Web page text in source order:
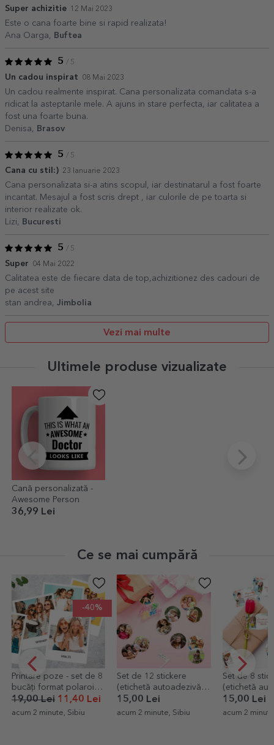
Super achizitie 12 Mai 2023
Este o cana foarte bine si rapid realizata!
Ana Oarga,
Buftea
5 / 5
Un cadou inspirat 08 Mai 2023
Un cadou realmente inspirat. Cana personalizata comandata s-a
ridicat la asteptarile mele. A ajuns in stare perfecta, iar calitatea a
fost una foarte buna.
Denisa,
Brasov
5 / 5
Cana cu stil:) 23 Ianuarie 2023
Cana personalizata si-a atins scopul, iar destinatarul a fost foarte
incantat. Mesajul a fost scris drept , iar culorile de pe toarta si
interior realizate ok.
Lizi,
Bucuresti
5 / 5
Super 04 Mai 2022
Calitatea este de fiecare data de top,achizitionez des cadouri de
pe acest site
stan andrea, Jimbolia
Vezi mai multe
Ultimele produse vizualizate
Cană personalizată -
Awesome Person
36,99 Lei
Ce se mai cumpără
-40%
poze - set de 8
format polaroid
Lei11,40 Lei
2 minute, Sibiu
Set de 12 stickere
(etichetă autoadezivă)
rotunde personalizate
cu poze
15,00 Lei
acum 2 minute, Sibiu
Set de 8 stickere
(etichetă
personalizate cu
și mesaj -
15,00 Lei
acum 2 minute,